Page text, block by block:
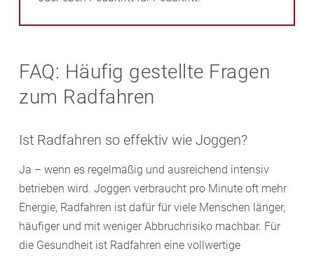
FAQ: Häufig gestellte Fragen
zum Radfahren
Ist Radfahren so effektiv wie Joggen?
Ja – wenn es regelmäßig und ausreichend intensiv
betrieben wird. Joggen verbraucht pro Minute oft mehr
Energie, Radfahren ist dafür für viele Menschen länger,
häufiger und mit weniger Abbruchrisiko machbar. Für
die Gesundheit ist Radfahren eine vollwertige